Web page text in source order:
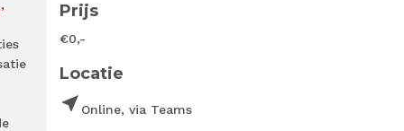
Prijs
€0,-
Locatie
near_me Online, via Teams